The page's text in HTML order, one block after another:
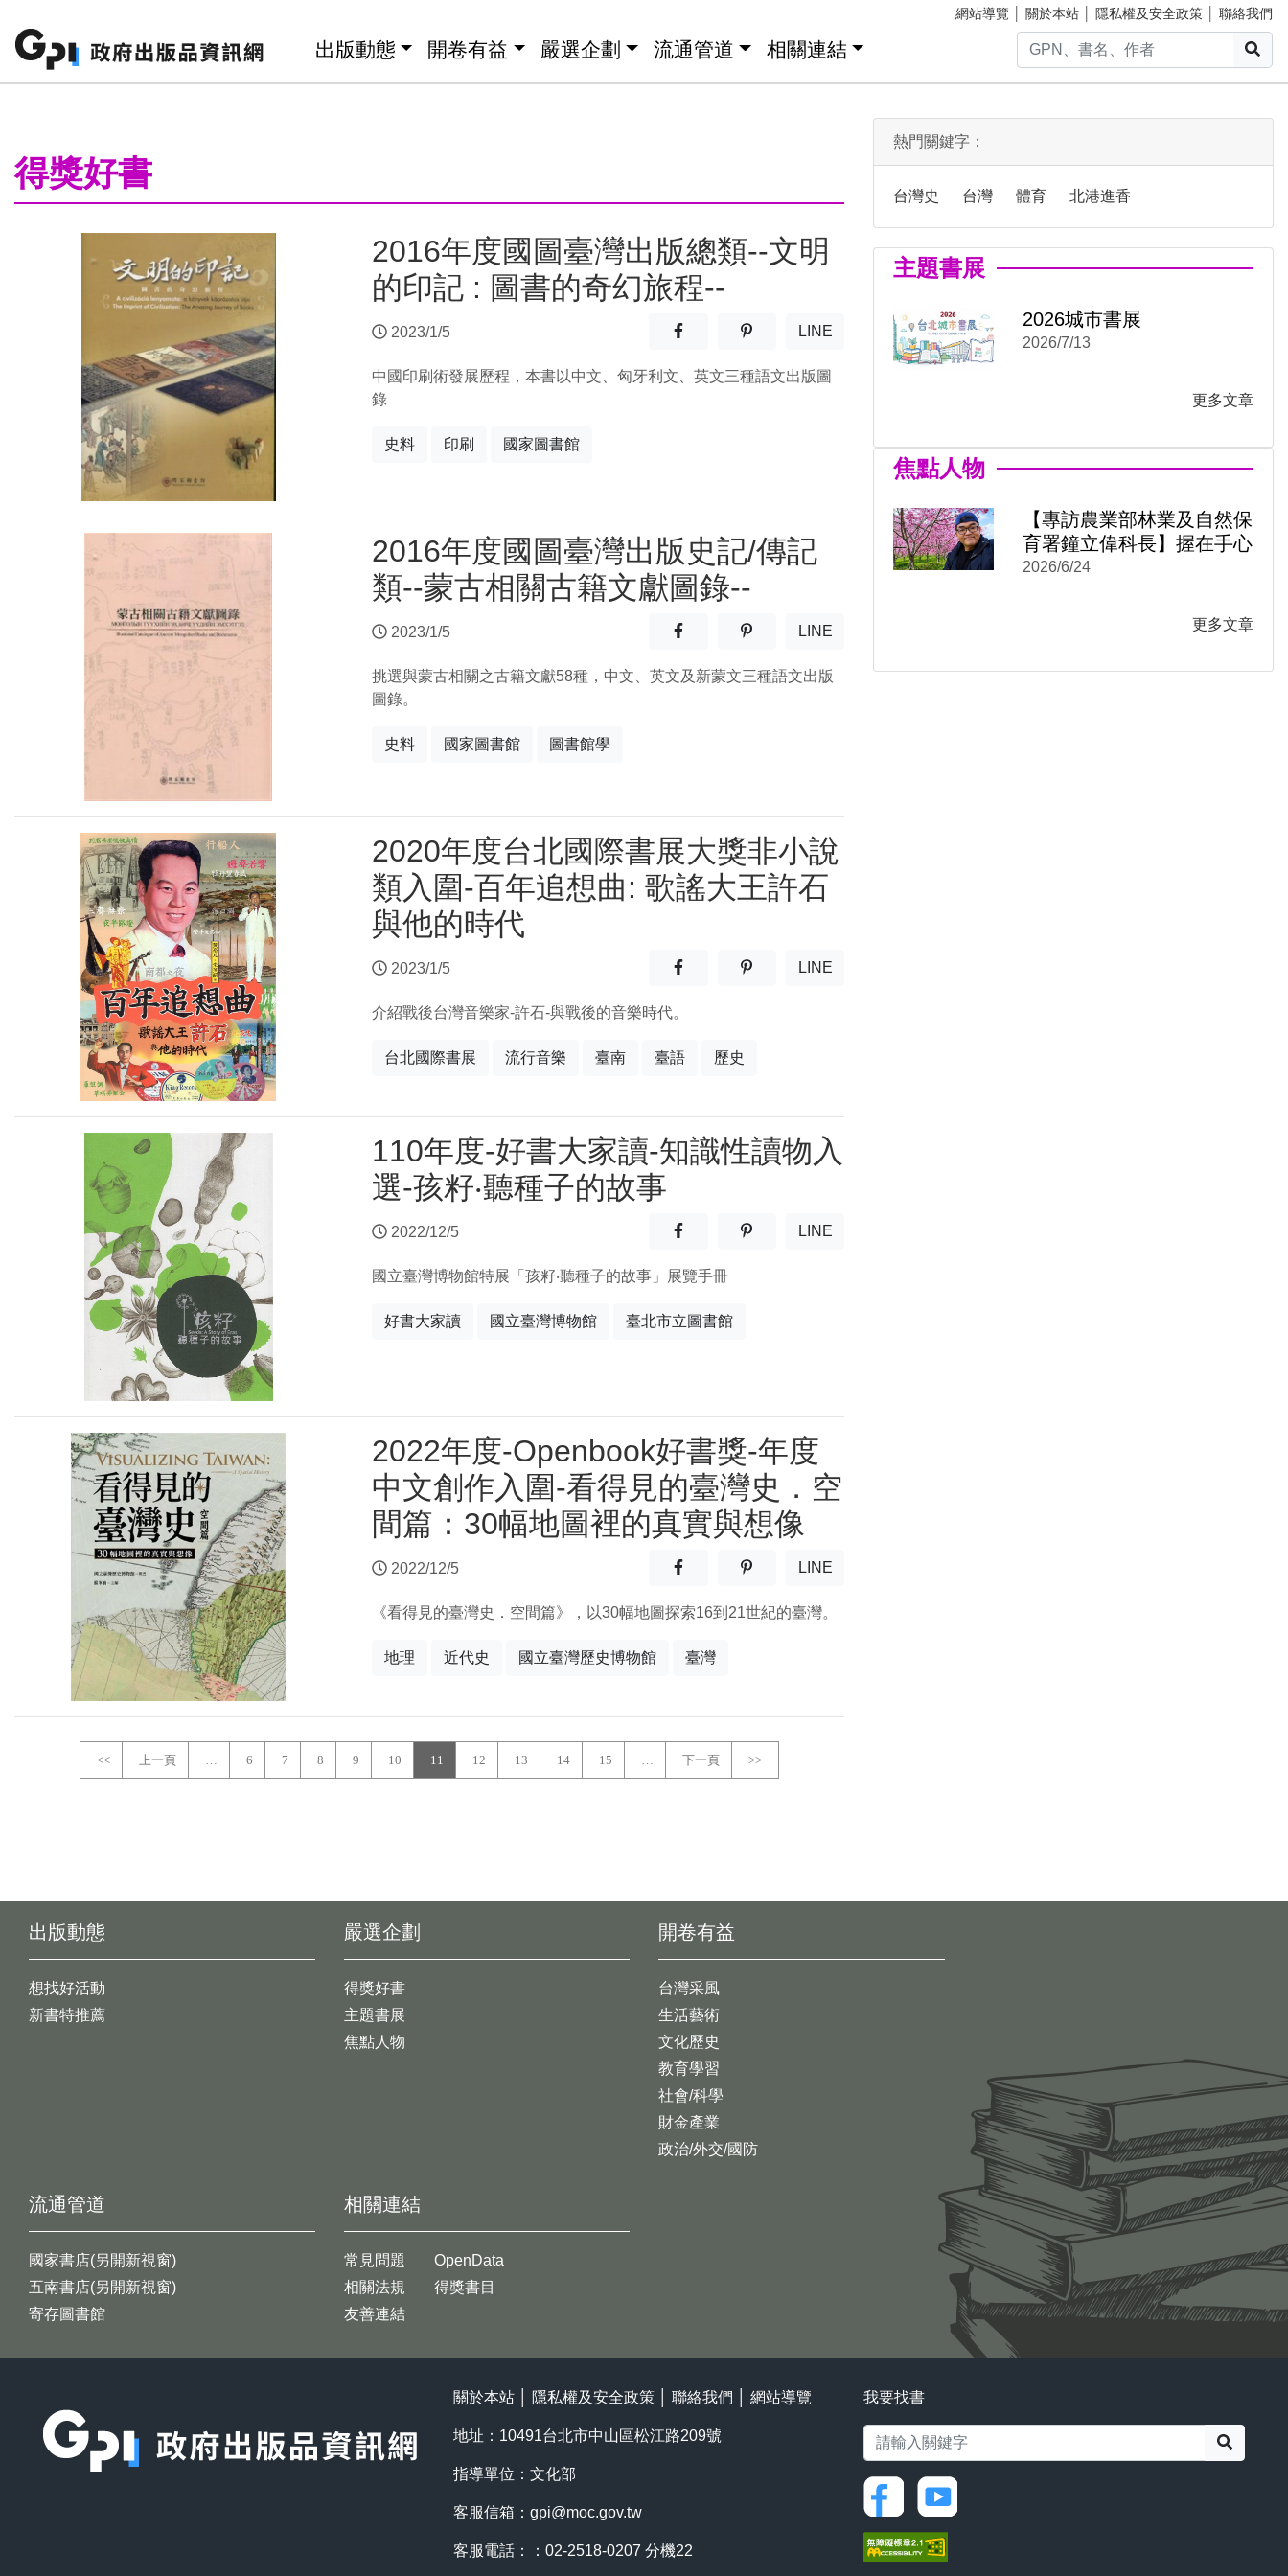
網站導覽 關於本站 隱私權及安全政策 聯絡我們
出版動態 開卷有益 嚴選企劃 流通管道 相關連結
得獎好書
2016年度國圖臺灣出版總類--文明
的印記 : 圖書的奇幻旅程--
2023/1/5 分享至facebook(另開新視窗)
分享至噗浪(另開新視窗)
LINE
(另開新視窗)
中國印刷術發展歷程，本書以中文、匈牙利文、英文三種語文出版圖
錄
史料 印刷 國家圖書館
2016年度國圖臺灣出版史記/傳記
類--蒙古相關古籍文獻圖錄--
2023/1/5 分享至facebook(另開新視窗)
分享至噗浪(另開新視窗)
LINE
挑選與蒙古相關之古籍文獻58種，中文、英文及新蒙文三種語文出版
圖錄。
史料 國家圖書館 圖書館學
2020年度台北國際書展大獎非小說
類入圍-百年追想曲: 歌謠大王許石
與他的時代
2023/1/5 分享至facebook(另開新視窗)
分享至噗浪(另開新視窗)
LINE
介紹戰後台灣音樂家-許石-與戰後的音樂時代。
台北國際書展 流行音樂 臺南 臺語 歷史
110年度-好書大家讀-知識性讀物入
選-孩籽‧聽種子的故事
2022/12/5 分享至facebook(另開新視窗)
分享至噗浪(另開新視窗)
LINE
國立臺灣博物館特展「孩籽‧聽種子的故事」展覽手冊
好書大家讀 國立臺灣博物館 臺北市立圖書館
2022年度-Openbook好書獎-年度
中文創作入圍-看得見的臺灣史．空
間篇：30幅地圖裡的真實與想像
2022/12/5 分享至facebook(另開新視窗)
分享至噗浪(另開新視窗)
LINE
《看得見的臺灣史．空間篇》，以30幅地圖探索16到21世紀的臺灣。
地理 近代史 國立臺灣歷史博物館 臺灣
<< 上一頁 … 6 7 8 9 10 11 12 13 14 15 … 下一頁 >>
熱門關鍵字：
台灣史 台灣 體育 北港進香
主題書展
2026城市書展
2026/7/13
更多文章
焦點人物
【專訪農業部林業及自然保
育署鐘立偉科長】握在手心
的是臺灣這座島嶼的紋理：
2026/6/24
更多文章
出版動態
想找好活動
新書特推薦
開卷有益
台灣采風
生活藝術
文化歷史
教育學習
社會/科學
財金產業
政治/外交/國防
嚴選企劃
得獎好書
主題書展
焦點人物
流通管道
國家書店(另開新視窗)
五南書店(另開新視窗)
寄存圖書館
相關連結
常見問題
相關法規
友善連結
OpenData
得獎書目
關於本站 隱私權及安全政策 聯絡我們 網站導覽
地址：10491台北市中山區松江路209號
指導單位：文化部
客服信箱： gpi@moc.gov.tw
客服電話：：02-2518-0207 分機22
我要找書